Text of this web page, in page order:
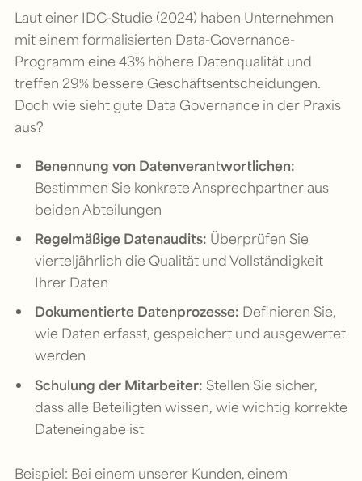
Laut einer IDC-Studie (2024) haben Unternehmen
mit einem formalisierten Data-Governance-
Programm eine 43% höhere Datenqualität und
treffen 29% bessere Geschäftsentscheidungen.
Doch wie sieht gute Data Governance in der Praxis
aus?
Benennung von Datenverantwortlichen:
Bestimmen Sie konkrete Ansprechpartner aus
beiden Abteilungen
Regelmäßige Datenaudits: Überprüfen Sie
vierteljährlich die Qualität und Vollständigkeit
Ihrer Daten
Dokumentierte Datenprozesse: Definieren Sie,
wie Daten erfasst, gespeichert und ausgewertet
werden
Schulung der Mitarbeiter: Stellen Sie sicher,
dass alle Beteiligten wissen, wie wichtig korrekte
Dateneingabe ist
Beispiel: Bei einem unserer Kunden, einem